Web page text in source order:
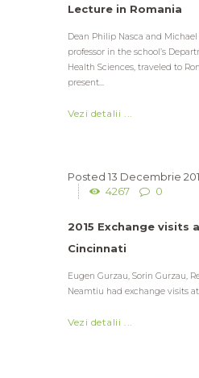
Lecture in Romania
Dean Philip Nasca and Michael
professor in the school’s
Health Sciences, traveled to
present...
Vezi detalii ...
13 Decembrie
4267
0
2015 Exchange visits
Cincinnati
Eugen Gurzau, Sorin Gurzau,
Neamtiu had exchange visits
Vezi detalii ...